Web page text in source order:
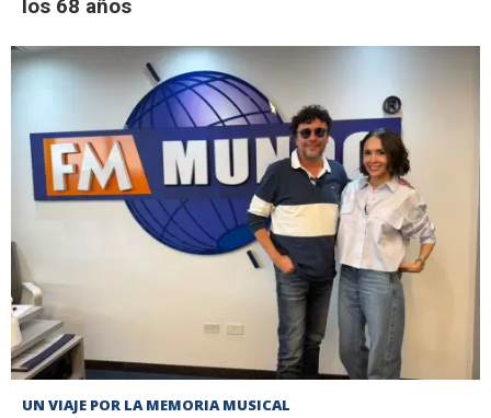
los 68 años
UN VIAJE POR LA MEMORIA MUSICAL